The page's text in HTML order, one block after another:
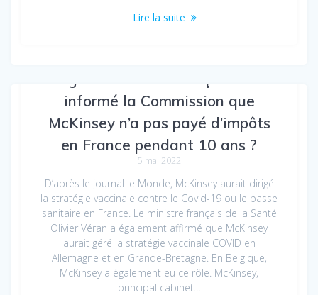
Lire la suite
informé la Commission que
McKinsey n’a pas payé d’impôts
en France pendant 10 ans ?
5 mai 2022
D’après le journal le Monde, McKinsey aurait dirigé
la stratégie vaccinale contre le Covid-19 ou le passe
sanitaire en France. Le ministre français de la Santé
Olivier Véran a également affirmé que McKinsey
aurait géré la stratégie vaccinale COVID en
Allemagne et en Grande-Bretagne. En Belgique,
McKinsey a également eu ce rôle. McKinsey,
principal cabinet…